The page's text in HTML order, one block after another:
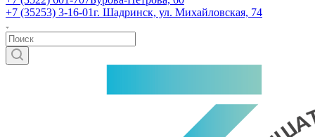
+7 (35253) 3-16-01г. Шадринск, ул. Михайловская, 74